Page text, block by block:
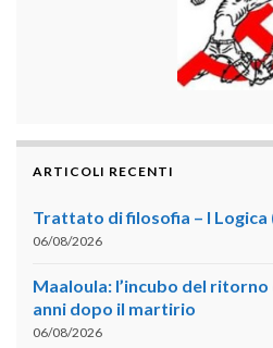
ARTICOLI RECENTI
Trattato di filosofia – I Logica
06/08/2026
Maaloula: l’incubo del
anni dopo il martirio
06/08/2026